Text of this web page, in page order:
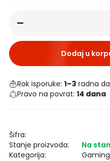
Dodaj u
Rok isporuke: 1–3 radna
Pravo na povrat: 14 dana
Šifra:
Stanje proizvoda:
Na
Kategorija: